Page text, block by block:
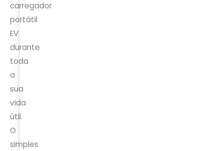
carregador
portátil
EV
durante
toda
a
sua
vida
útil.
O
simples